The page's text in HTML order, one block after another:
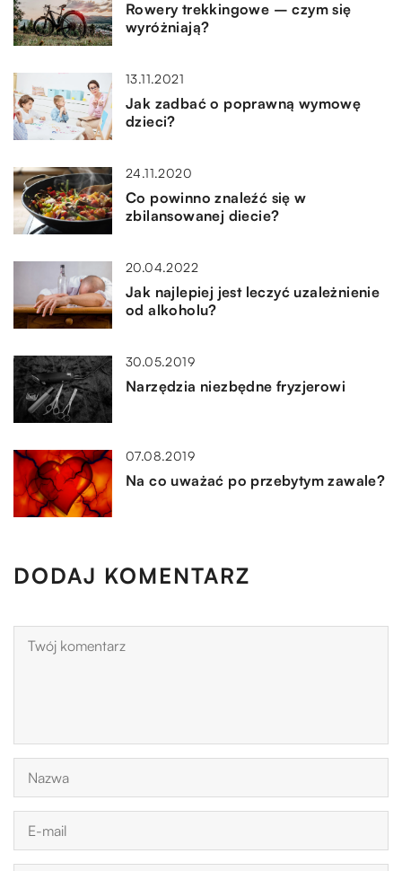
Rowery trekkingowe – czym się
wyróżniają?
13.11.2021
Jak zadbać o poprawną wymowę
dzieci?
24.11.2020
Co powinno znaleźć się w
zbilansowanej diecie?
20.04.2022
Jak najlepiej jest leczyć uzależnienie
od alkoholu?
30.05.2019
Narzędzia niezbędne fryzjerowi
07.08.2019
Na co uważać po przebytym zawale?
DODAJ KOMENTARZ